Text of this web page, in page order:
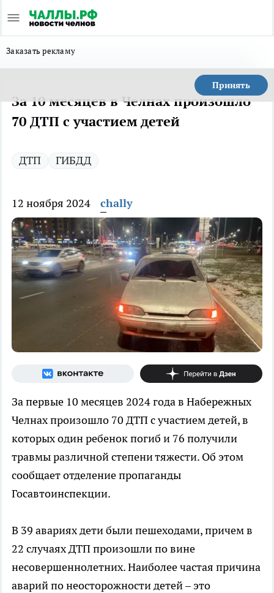
Заказать рекламу
Принять
За 10 месяцев в Челнах произошло
70 ДТП с участием детей
ДТП ГИБДД
12 ноября 2024 chally
За первые 10 месяцев 2024 года в Набережных
Челнах произошло 70 ДТП с участием детей, в
которых один ребенок погиб и 76 получили
травмы различной степени тяжести. Об этом
сообщает отделение пропаганды
Госавтоинспекции.
В 39 авариях дети были пешеходами, причем в
22 случаях ДТП произошли по вине
несовершеннолетних. Наиболее частая причина
аварий по неосторожности детей – это